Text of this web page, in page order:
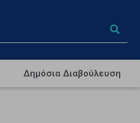
Δημόσια Διαβούλευση